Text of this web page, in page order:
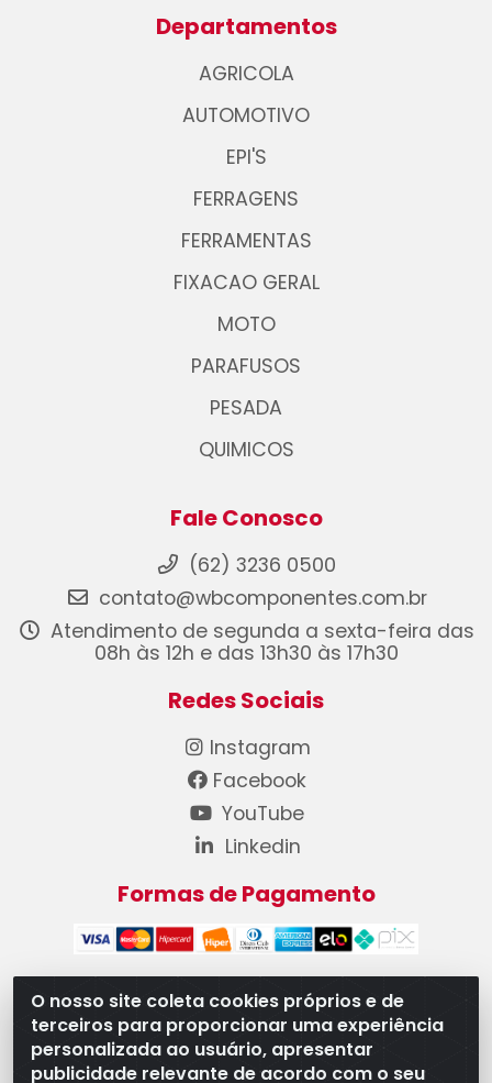
O nosso site coleta cookies próprios e de
terceiros para proporcionar uma experiência
personalizada ao usuário, apresentar
publicidade relevante de acordo com o seu
Departamentos
AGRICOLA
AUTOMOTIVO
EPI'S
FERRAGENS
FERRAMENTAS
FIXACAO GERAL
MOTO
PARAFUSOS
PESADA
QUIMICOS
Fale Conosco
(62) 3236 0500
contato@wbcomponentes.com.br
Atendimento de segunda a sexta-feira das
08h às 12h e das 13h30 às 17h30
Redes Sociais
Instagram
Facebook
YouTube
Linkedin
Formas de Pagamento
WB Componentes Automotivos LTDA - CNPJ
08.528.393/0001-12 - Rua do Níquel, 667 - Parque
Oeste Industrial, Goiânia/GO - CEP 74375-660